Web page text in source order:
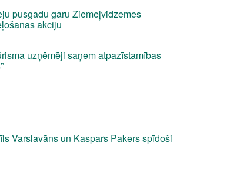
pusgadu garu Ziemeļvidzemes
akciju
uzņēmēji saņem atpazīstamības
Varslavāns un Kaspars Pakers spīdoši